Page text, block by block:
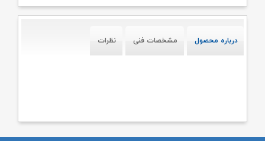
درباره محصول مشخصات فنی نظرات